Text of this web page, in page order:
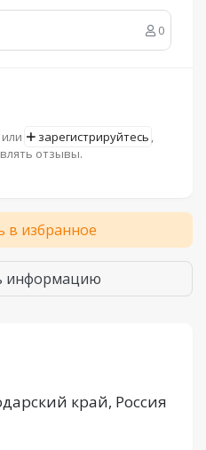
0
или зарегистрируйтесь ,
отзывы.
в избранное
информацию
край, Россия